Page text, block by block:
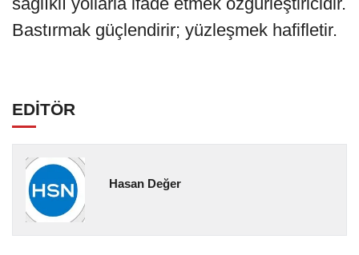
Bastırmak güçlendirir; yüzleşmek hafifletir.
EDİTÖR
Hasan Değer